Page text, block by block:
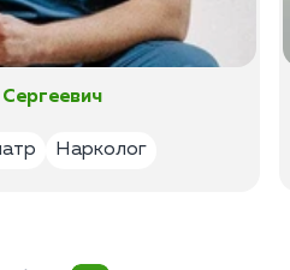
Нарколог